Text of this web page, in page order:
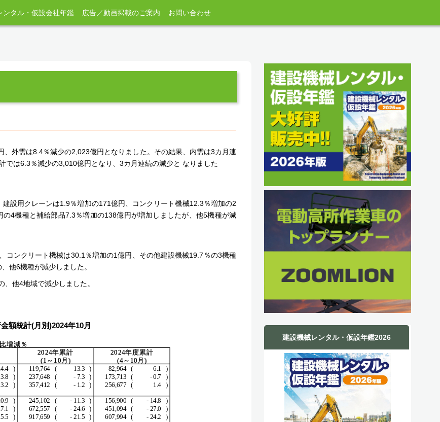
ンタル・仮設会社年鑑 広告／動画掲載のご案内 お問い合わせ
外需は8.4％減少の2,023億円となりました。その結果、内需は3カ月連
では6.3％減少の3,010億円となり、3カ月連続の減少と なりました
設用クレーンは1.9％増加の171億円、コンクリート機械12.3％増加の2
4機種と補給部品7.3％増加の138億円が増加しましたが、他5機種が減
コンクリート機械は30.1％増加の1億円、その他建設機械19.7％の3機種
他6機種が減少しました。
他4地域で減少しました。
額統計(月別)2024年10月
建設機械レンタル・仮設年鑑2026